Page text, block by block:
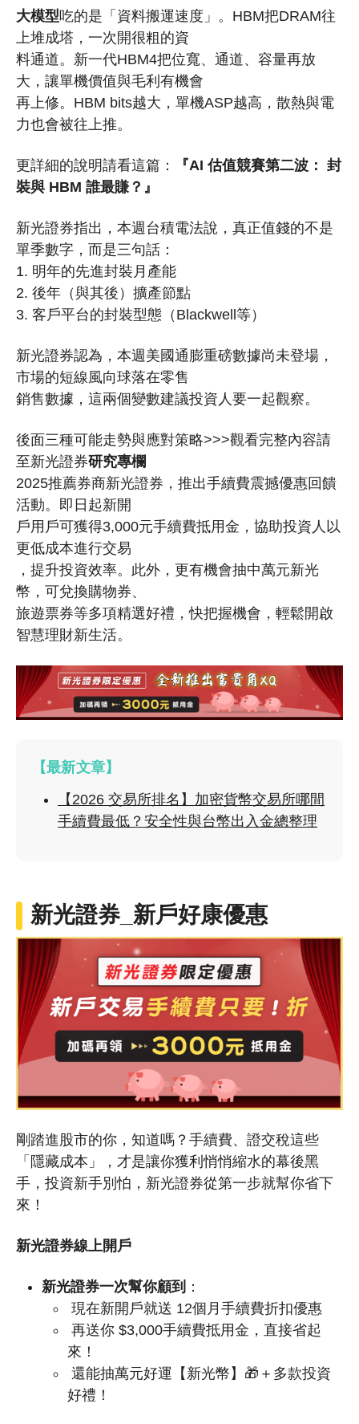
大模型吃的是「資料搬運速度」。HBM把DRAM往
上堆成塔，一次開很粗的資
料通道。新一代HBM4把位寬、通道、容量再放
大，讓單機價值與毛利有機會
再上修。HBM bits越大，單機ASP越高，散熱與電
力也會被往上推。
更詳細的說明請看這篇：
『AI 估值競賽第二波： 封
裝與 HBM 誰最賺？』
新光證券指出，本週台積電法說，真正值錢的不是
單季數字，而是三句話：
1. 明年的先進封裝月產能
2. 後年（與其後）擴產節點
3. 客戶平台的封裝型態（Blackwell等）
新光證券認為，本週美國通膨重磅數據尚未登場，
市場的短線風向球落在零售
銷售數據，這兩個變數建議投資人要一起觀察。
後面三種可能走勢與應對策略>>>觀看完整內容請
至新光證券研究專欄
2025推薦券商新光證券，推出手續費震撼優惠回饋
活動。即日起新開
戶用戶可獲得3,000元手續費抵用金，協助投資人以
更低成本進行交易
，提升投資效率。此外，更有機會抽中萬元新光
幣，可兌換購物券、
旅遊票券等多項精選好禮，快把握機會，輕鬆開啟
智慧理財新生活。
【最新文章】
【2026 交易所排名】加密貨幣交易所哪間
手續費最低？安全性與台幣出入金總整理
新光證券_新戶好康優惠
剛踏進股市的你，知道嗎？手續費、證交稅這些
「隱藏成本」，才是讓你獲利悄悄縮水的幕後黑
手，投資新手別怕，新光證券從第一步就幫你省下
來！
新光證券線上開戶
新光證券一次幫你顧到 ：
現在新開戶就送 12個月手續費折扣優惠
再送你 $3,000手續費抵用金，直接省起
來！
還能抽萬元好運【新光幣】🎁＋多款投資
好禮！